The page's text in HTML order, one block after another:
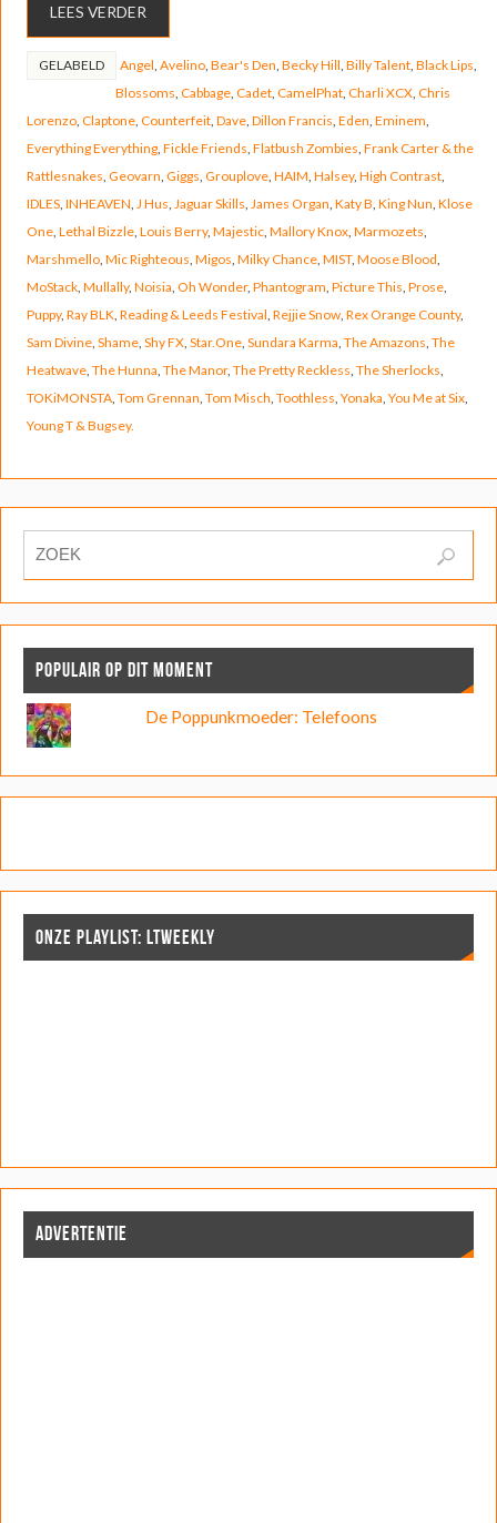
LEES VERDER
GELABELD Angel Avelino, Bear's Den Becky Hill Billy Talent, Black Lips
Blossoms Cabbage, Cadet, CamelPhat, Charli XCX, Chris
Lorenzo, Claptone, Counterfeit, Dave, Dillon Francis Eden Eminem
Everything Everything, Fickle Friends Flatbush Zombies Frank Carter & the
Rattlesnakes Geovarn Giggs Grouplove, HAIM Halsey, High Contrast,
IDLES, INHEAVEN J Hus Jaguar Skills James Organ Katy B King Nun Klose
One, Lethal Bizzle, Louis Berry, Majestic, Mallory Knox, Marmozets
Marshmello, Mic Righteous Migos Milky Chance, MIST, Moose Blood
MoStack, Mullally, Noisia Oh Wonder, Phantogram Picture This Prose,
Puppy, Ray BLK Reading & Leeds Festival Rejjie Snow, Rex Orange County,
Sam Divine, Shame, Shy FX, Star.One, Sundara Karma The Amazons The
Heatwave, The Hunna The Manor, The Pretty Reckless The Sherlocks
TOKiMONSTA, Tom Grennan Tom Misch Toothless Yonaka You Me at Six,
Young T & Bugsey.
POPULAIR OP DIT MOMENT
De Poppunkmoeder: Telefoons
ONZE PLAYLIST: LTWEEKLY
ADVERTENTIE